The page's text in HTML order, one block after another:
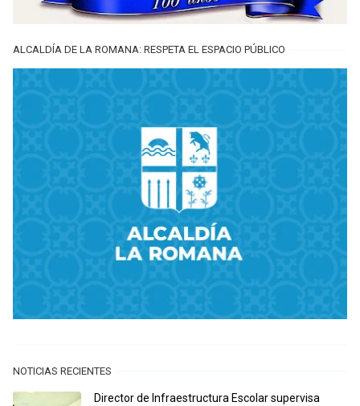
ALCALDÍA DE LA ROMANA: RESPETA EL ESPACIO PÚBLICO
NOTICIAS RECIENTES
Director de Infraestructura Escolar supervisa